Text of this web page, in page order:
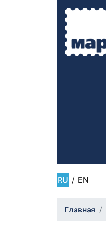
RU / EN
Главная